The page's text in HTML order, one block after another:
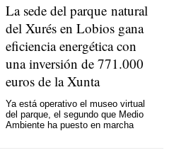
La sede del parque natural
del Xurés en Lobios gana
eficiencia energética con
una inversión de 771.000
euros de la Xunta
Ya está operativo el museo virtual
del parque, el segundo que Medio
Ambiente ha puesto en marcha